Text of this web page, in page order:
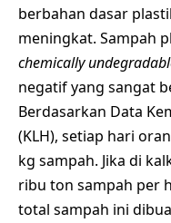
berbahan dasar
meningkat. Sampah
chemically
negatif yang sangat
Berdasarkan Data
(KLH), setiap hari
kg sampah. Jika di
ribu ton sampah per
total sampah ini